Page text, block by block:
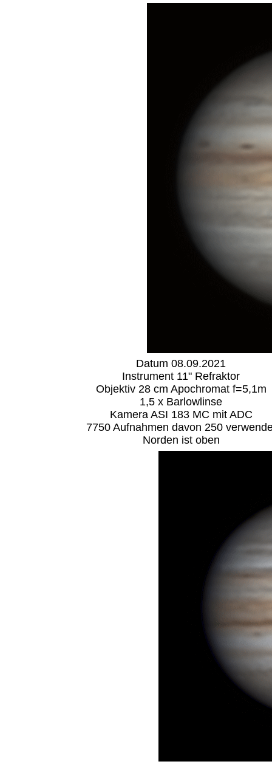
Datum 08.09.2021
Instrument 11" Refraktor
Objektiv 28 cm Apochromat f=5,1m
1,5 x Barlowlinse
Kamera ASI 183 MC mit ADC
7750 Aufnahmen davon 250
Norden ist oben